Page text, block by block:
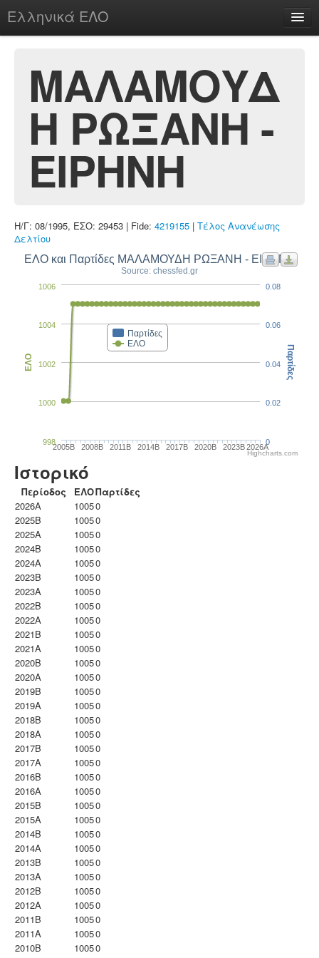
Ελληνικά ΕΛΟ
chesstu.be @ discord
Login
ΜΑΛΑΜΟΥΔ
Η ΡΩΞΑΝΗ -
ΕΙΡΗΝΗ
Η/Γ: 08/1995, ΕΣΟ: 29453 | Fide: 4219155 | Τέλος Ανανέωσης
Δελτίου
ΕΛΟ και Παρτίδες ΜΑΛΑΜΟΥΔΗ ΡΩΞΑΝΗ - ΕΙΡΗΝΗ
Source: chessfed.gr
Παρτίδες
ΕΛΟ
2005B 2008B 2011B 2014B 2017B 2020B 2023B2026A
1000
1002
1004
1006
998
ΕΛΟ
0
0.02
0.04
0.06
0.08
Παρτίδες
Highcharts.com
Ιστορικό
Περίοδος ΕΛΟΠαρτίδες
2026A
10050
2025B
10050
2025A
10050
2024B
10050
2024A
10050
2023B
10050
2023Α
10050
2022B
10050
2022A
10050
2021B
10050
2021A
10050
2020B
10050
2020A
10050
2019B
10050
2019A
10050
2018B
10050
2018A
10050
2017B
10050
2017A
10050
2016B
10050
2016A
10050
2015B
10050
2015A
10050
2014B
10050
2014A
10050
2013B
10050
2013A
10050
2012B
10050
2012A
10050
2011B
10050
2011A
10050
2010B
10050